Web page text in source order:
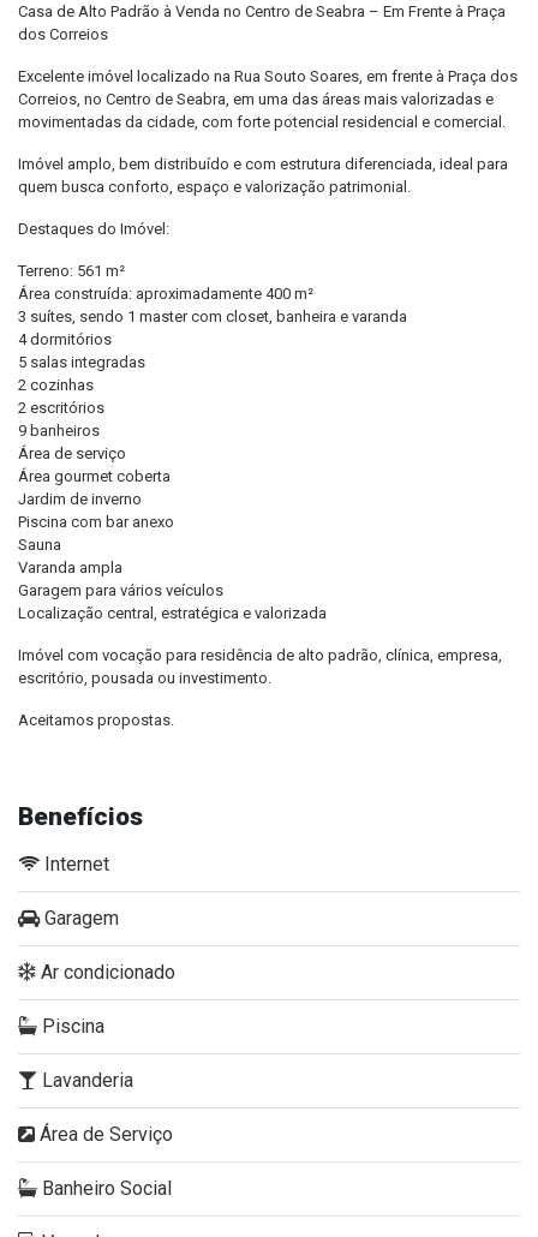
Casa de Alto Padrão à Venda no Centro de Seabra – Em Frente à Praça
dos Correios
Excelente imóvel localizado na Rua Souto Soares, em frente à Praça dos
Correios, no Centro de Seabra, em uma das áreas mais valorizadas e
movimentadas da cidade, com forte potencial residencial e comercial.
Imóvel amplo, bem distribuído e com estrutura diferenciada, ideal para
quem busca conforto, espaço e valorização patrimonial.
Destaques do Imóvel:
Terreno: 561 m²
Área construída: aproximadamente 400 m²
3 suítes, sendo 1 master com closet, banheira e varanda
4 dormitórios
5 salas integradas
2 cozinhas
2 escritórios
9 banheiros
Área de serviço
Área gourmet coberta
Jardim de inverno
Piscina com bar anexo
Sauna
Varanda ampla
Garagem para vários veículos
Localização central, estratégica e valorizada
Imóvel com vocação para residência de alto padrão, clínica, empresa,
escritório, pousada ou investimento.
Aceitamos propostas.
Benefícios
Internet
Garagem
Ar condicionado
Piscina
Lavanderia
Área de Serviço
Banheiro Social